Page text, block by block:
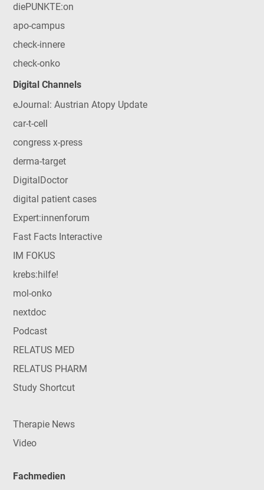
diePUNKTE:on
apo-campus
check-innere
check-onko
Digital Channels
eJournal: Austrian Atopy Update
car-t-cell
congress x-press
derma-target
DigitalDoctor
digital patient cases
Expert:innenforum
Fast Facts Interactive
IM FOKUS
krebs:hilfe!
mol-onko
nextdoc
Podcast
RELATUS MED
RELATUS PHARM
Study Shortcut
Therapie News
Video
Fachmedien